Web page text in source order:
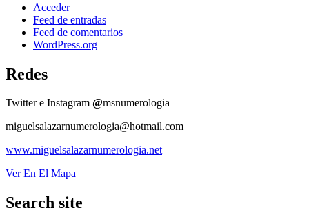
Acceder
Feed de entradas
Feed de comentarios
WordPress.org
Redes
Twitter e Instagram @msnumerologia
miguelsalazarnumerologia@hotmail.com
www.miguelsalazarnumerologia.net
Ver En El Mapa
Search site